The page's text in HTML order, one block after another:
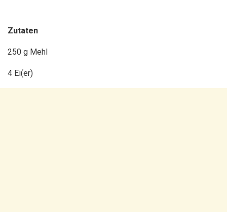
Zutaten
250 g Mehl
4 Ei(er)